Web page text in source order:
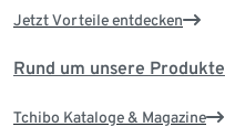
Jetzt Vorteile entdecken
Rund um unsere Produkte
Tchibo Kataloge & Magazine